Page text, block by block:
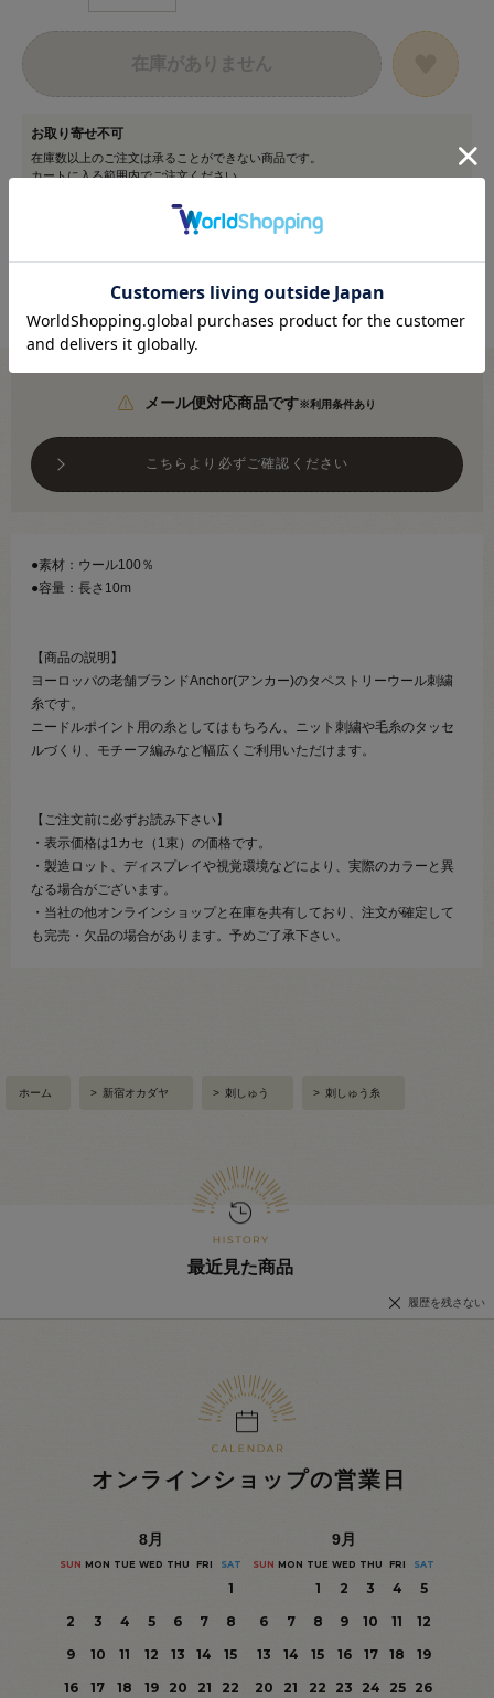
在庫がありません
お取り寄せ不可
在庫数以上のご注文は承ることができない商品です。
カートに入る範囲内でご注文ください。
メール便対応商品です※利用条件あり
こちらより必ずご確認ください
●素材：ウール100％
●容量：長さ10m
【商品の説明】
ヨーロッパの老舗ブランドAnchor(アンカー)のタペストリーウール刺繍
糸です。
ニードルポイント用の糸としてはもちろん、ニット刺繍や毛糸のタッセ
ルづくり、モチーフ編みなど幅広くご利用いただけます。
【ご注文前に必ずお読み下さい】
・表示価格は1カセ（1束）の価格です。
・製造ロット、ディスプレイや視覚環境などにより、実際のカラーと異
なる場合がございます。
・当社の他オンラインショップと在庫を共有しており、注文が確定して
も完売・欠品の場合があります。予めご了承下さい。
ホーム > 新宿オカダヤ > 刺しゅう > 刺しゅう糸
最近見た商品
履歴を残さない
オンラインショップの営業日
8月
SUN MON TUE WED THU FRI SAT
1
2
3 4 5 6 7
8
9
10 11 12 13 14
15
16
17 18 19 20 21
22
9月
SUN MON TUE WED THU FRI SAT
1 2 3 4
5
6
7 8 9 10 11
12
13
14 15 16 17 18
19
20
21 22 23 24 25
26